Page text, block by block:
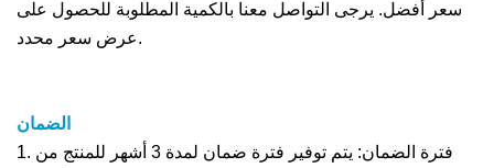
سعر أفضل. يرجى التواصل معنا بالكمية المطلوبة للحصول على
عرض سعر محدد.
الضمان
1. فترة الضمان: يتم توفير فترة ضمان لمدة 3 أشهر للمنتج من